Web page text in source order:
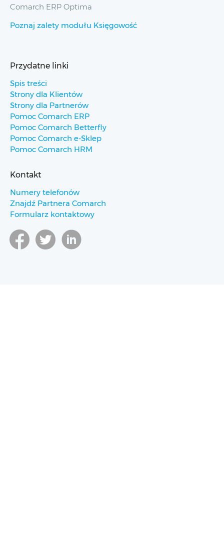
Comarch ERP Optima
Poznaj zalety modułu Księgowość
Przydatne linki
Spis treści
Strony dla Klientów
Strony dla Partnerów
Pomoc Comarch ERP
Pomoc Comarch Betterfly
Pomoc Comarch e-Sklep
Pomoc Comarch HRM
Kontakt
Numery telefonów
Znajdź Partnera Comarch
Formularz kontaktowy